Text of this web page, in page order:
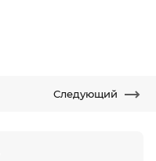
Следующий